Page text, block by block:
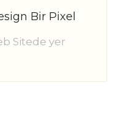
Bir Pixel
Sitede yer